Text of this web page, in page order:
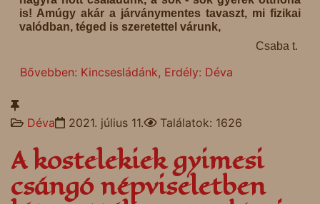
is! Amúgy akár a járványmentes tavaszt, mi fizikai
valódban, téged is szeretettel várunk,
Csaba t.
Bővebben: Kincsesládánk, Erdély: Déva
Déva 2021. július 11. Találatok: 1626
A kostelekiek gyimesi
csángó népviseletben